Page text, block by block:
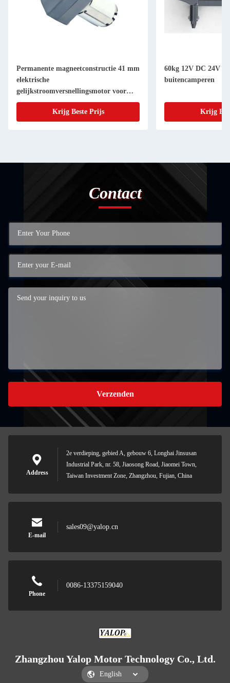
Permanente magneetconstructie 41 mm
elektrische
gelijkstroomversnellingsmotor voor
zwembadrobot
Krijg Beste Prijs
60kg 12V DC 24V
buitencamperen
Krijg
Contact
Verzenden
Address
2e verdieping, gebied A, gebouw 6, Longhai Jinsusan
Industrial Park, nr. 58, Jiaosong Road, Jiaomei Town,
Taiwan Investment Zone, Zhangzhou, Fujian, China
E-mail
sales09@yalop.cn
Phone
0086-13375159040
Zhangzhou Yalop Motor Technology Co., Ltd.